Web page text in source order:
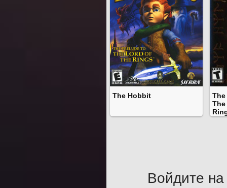
The Hobbit
Войдите на